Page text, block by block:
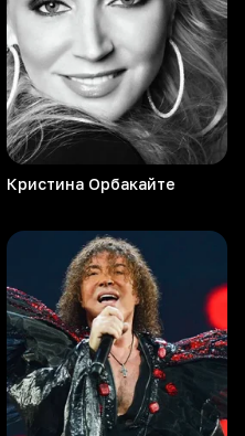
Кристина Орбакайте